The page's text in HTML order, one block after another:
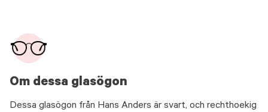
Om dessa glasögon
Dessa glasögon från Hans Anders är svart, och rechthoekig